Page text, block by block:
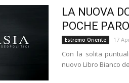
LA NUOVA
POCHE
Estremo Oriente 17
Con la solita
nuovo Libro Bianco